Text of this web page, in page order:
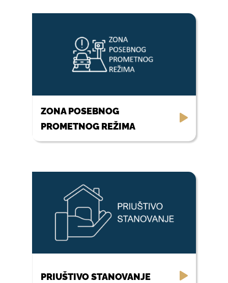
ZONA POSEBNOG
PROMETNOG REŽIMA
PRIUŠTIVO STANOVANJE